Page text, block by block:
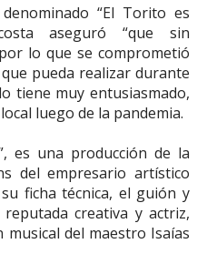
“El Torito es
aseguró “que sin
lo que se comprometió
pueda realizar durante
tiene muy entusiasmado,
luego de la pandemia.
es una producción de la
del empresario artístico
ficha técnica, el guión y
creativa y actriz,
musical del maestro Isaías